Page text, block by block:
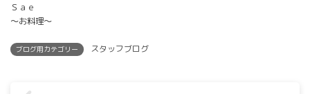
Ｓａｅ
～お料理～
ブログ用カテゴリー スタッフブログ